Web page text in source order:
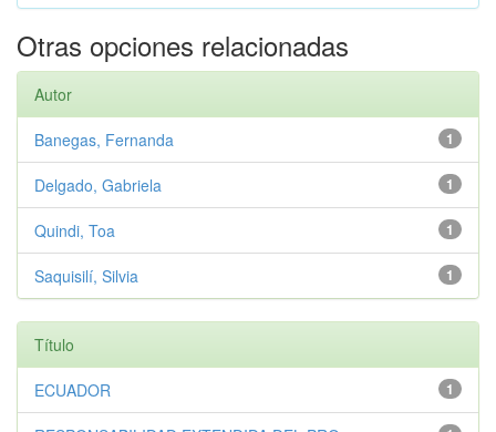
Otras opciones relacionadas
Autor
1
Banegas, Fernanda
1
Delgado, Gabriela
1
Quindi, Toa
1
Saquisilí, Silvia
Título
1
ECUADOR